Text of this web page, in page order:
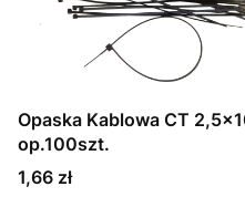
Opaska Kablowa CT
op.100szt.
Cena
1,66 zł